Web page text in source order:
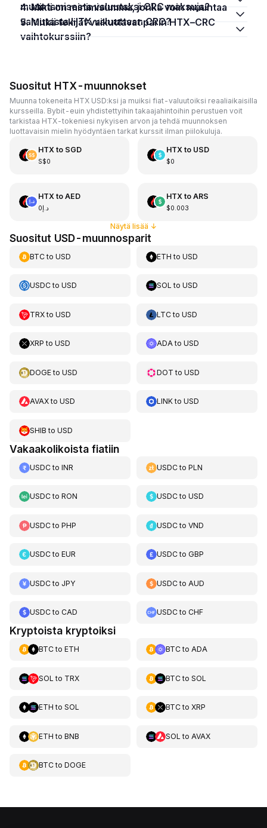
muuntamisesta valuutaksi CRC maksuja?
4. Mikä on minimisumma, jonka voin muuntaa
valuutasta HTX valuuttaan CRC?
5. Mitkä tekijät vaikuttavat parin HTX–CRC
vaihtokurssiin?
Suositut HTX-muunnokset
Muunna tokeneita HTX USD:ksi ja muiksi fiat-valuutoiksi reaaliaikaisilla
kursseilla. Bybit-euin yhdistettyihin takaajahintoihin perustuen voit
tarkistaa HTX-tokeniesi nykyisen arvon ja tehdä muunnoksen
luottavaisin mielin hyödyntäen tarkat kurssit ilman piilokuluja.
HTX to SGD
S$0
HTX to USD
$0
HTX to AED
د.إ0
HTX to ARS
$0.003
Näytä lisää ↓
Suositut USD-muunnosparit
BTCto USD ETH toUSD
USDCto USD SOL toUSD
TRXto USD LTCtoUSD
XRP to USD ADAtoUSD
DOGEto USD DOT toUSD
AVAXto USD LINKtoUSD
SHIB to USD
Vakaakolikoista fiatiin
USDCto INR USDCtoPLN
USDCto RON USDCtoUSD
USDCto PHP USDCtoVND
USDCto EUR USDCtoGBP
USDCto JPY USDCto AUD
USDCto CAD USDCtoCHF
Kryptoista kryptoiksi
BTCto ETH BTCto ADA
SOL to TRX BTCto SOL
ETH to SOL BTCto XRP
ETH to BNB SOL to AVAX
BTCto DOGE